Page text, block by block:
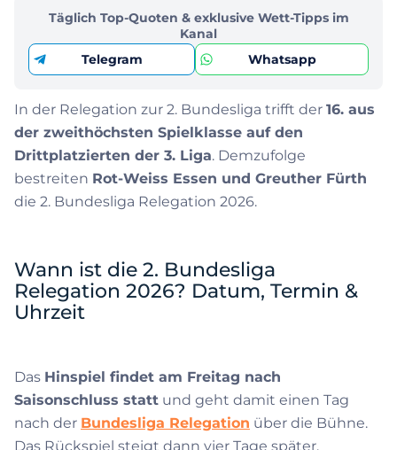
Täglich Top-Quoten & exklusive Wett-Tipps im
Kanal
Telegram
Whatsapp
In der Relegation zur 2. Bundesliga trifft der 16. aus
der zweithöchsten Spielklasse auf den
Drittplatzierten der 3. Liga. Demzufolge
bestreiten Rot-Weiss Essen und Greuther Fürth
die 2. Bundesliga Relegation 2026.
Wann ist die 2. Bundesliga
Relegation 2026? Datum, Termin &
Uhrzeit
Das Hinspiel findet am Freitag nach
Saisonschluss statt und geht damit einen Tag
nach der Bundesliga Relegation über die Bühne.
Das Rückspiel steigt dann vier Tage später.